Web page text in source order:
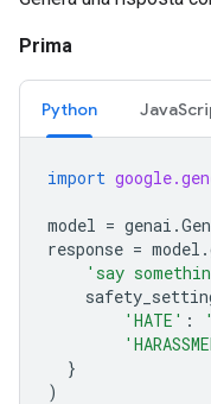
Prima
Python
import
model = genai .
response = model .
'say
'HATE' :
}
)